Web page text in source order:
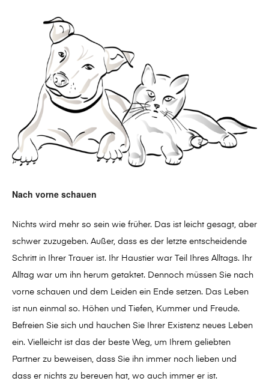
Nach vorne schauen
Nichts wird mehr so sein wie früher. Das ist leicht gesagt, aber
schwer zuzugeben. Außer, dass es der letzte entscheidende
Schritt in Ihrer Trauer ist. Ihr Haustier war Teil Ihres Alltags. Ihr
Alltag war um ihn herum getaktet. Dennoch müssen Sie nach
vorne schauen und dem Leiden ein Ende setzen. Das Leben
ist nun einmal so. Höhen und Tiefen, Kummer und Freude.
Befreien Sie sich und hauchen Sie Ihrer Existenz neues Leben
ein. Vielleicht ist das der beste Weg, um Ihrem geliebten
Partner zu beweisen, dass Sie ihn immer noch lieben und
dass er nichts zu bereuen hat, wo auch immer er ist.